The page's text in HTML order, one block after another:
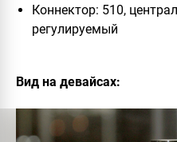
Коннектор: 510,
регулируемый
Вид на девайсах: